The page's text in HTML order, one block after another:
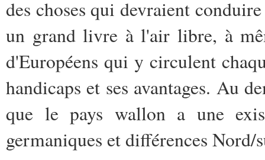
des choses qui devraient
un grand livre à l'air libre, à
d'Européens qui y circulent
handicaps et ses avantages. Au
que le pays wallon a une
germaniques et différences Nord/